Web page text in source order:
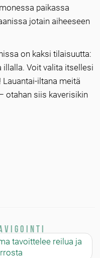
paikassa
jotain aiheeseen
on kaksi tilaisuutta:
illalla. Voit valita itsellesi
iltana meitä
otahan siis kaverisikin
tavoittelee reilua ja